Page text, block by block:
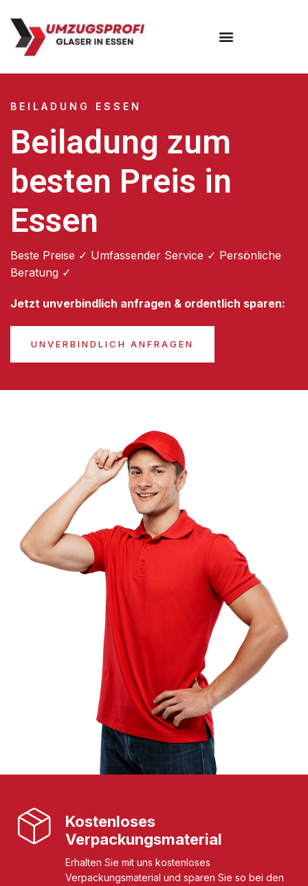
BEILADUNG ESSEN
Beiladung zum
besten Preis in
Essen
Beste Preise ✓ Umfassender Service ✓ Persönliche
Beratung ✓
Jetzt unverbindlich anfragen & ordentlich sparen:
UNVERBINDLICH ANFRAGEN
Kostenloses
Verpackungsmaterial
Erhalten Sie mit uns kostenloses
Verpackungsmaterial und sparen Sie so bei den